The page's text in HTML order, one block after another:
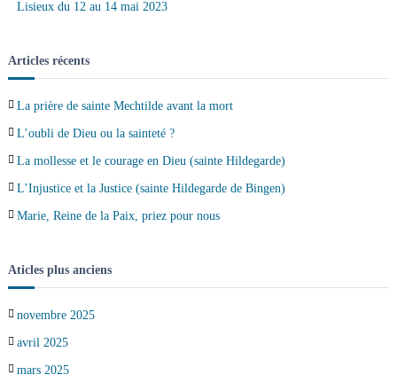
Lisieux du 12 au 14 mai 2023
Articles récents
La prière de sainte Mechtilde avant la mort
L’oubli de Dieu ou la sainteté ?
La mollesse et le courage en Dieu (sainte Hildegarde)
L’Injustice et la Justice (sainte Hildegarde de Bingen)
Marie, Reine de la Paix, priez pour nous
Aticles plus anciens
novembre 2025
avril 2025
mars 2025